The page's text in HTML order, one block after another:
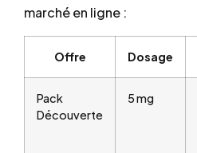
marché en ligne :
Offre Dosage
Pack
Découverte
5 mg